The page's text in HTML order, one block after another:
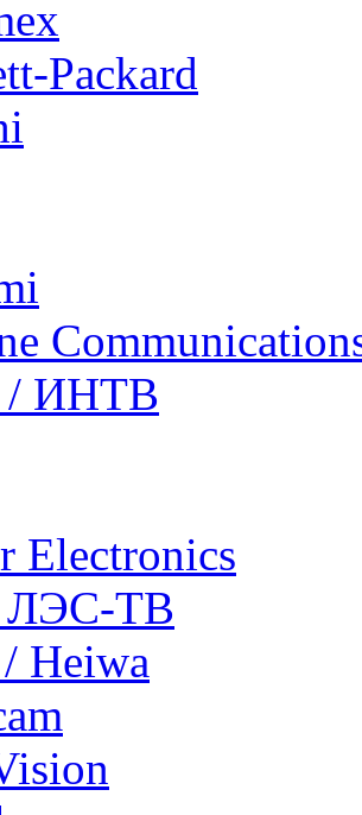
Packard
/ ИНТВ
Electronics
ЛЭС-ТВ
Heiwa